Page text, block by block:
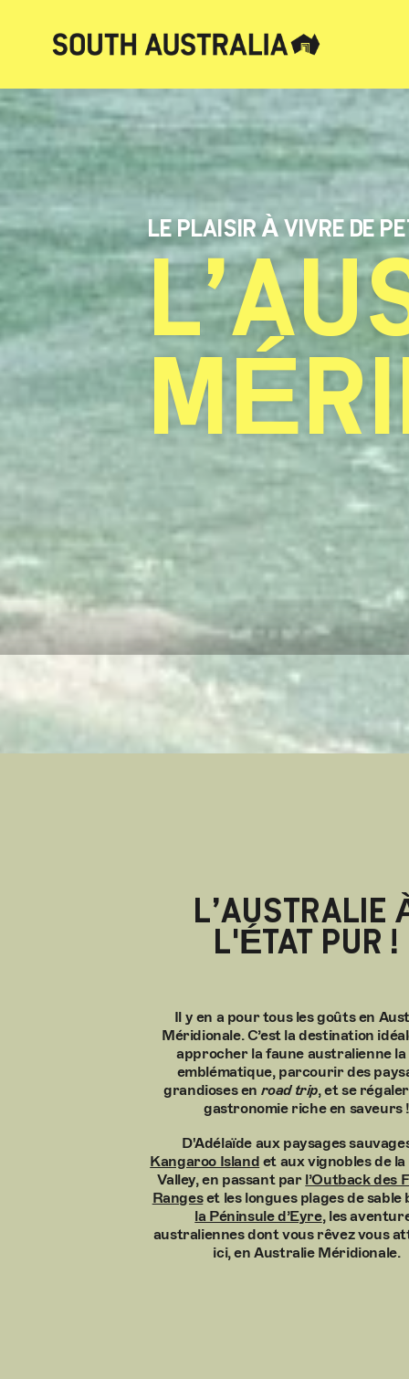
LE PLAISIR À VIVRE DE
L’AUSTRALIE
L'ÉTAT PUR !
Il y en a pour tous les goûts en
Méridionale. C’est la destination
approcher la faune australienne la
emblématique, parcourir des
grandioses en road trip, et se
gastronomie riche en saveurs !
D'Adélaïde aux paysages
Kangaroo Island et aux vignobles de
Valley, en passant par l’Outback des
Rangeset les longues plages de sable
la Péninsule d’Eyre, les
australiennes dont vous rêvez vous
ici, en Australie Méridionale.